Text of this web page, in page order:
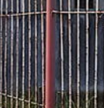
inscritas para a
pleito
a 24 de julho